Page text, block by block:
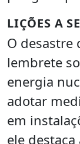
LIÇÕES A
O desastre
lembrete
energia
adotar
em
ele